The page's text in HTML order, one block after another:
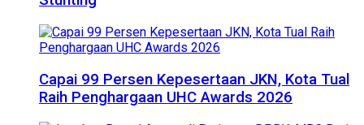
Capai 99 Persen Kepesertaan JKN, Kota Tual
Raih Penghargaan UHC Awards 2026